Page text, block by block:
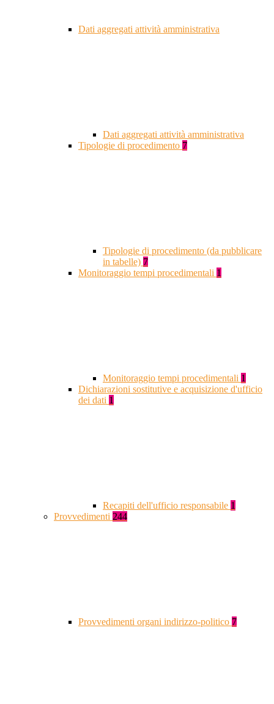
Dati aggregati attività amministrativa
Dati aggregati attività amministrativa
Tipologie di procedimento 7
Tipologie di procedimento (da pubblicare
in tabelle) 7
Monitoraggio tempi procedimentali 1
Monitoraggio tempi procedimentali 1
Dichiarazioni sostitutive e acquisizione d'ufficio
dei dati 1
Recapiti dell'ufficio responsabile 1
Provvedimenti 244
Provvedimenti organi indirizzo-politico 7